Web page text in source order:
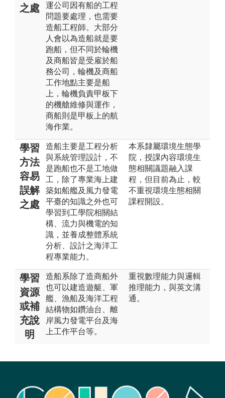
之處
運公司因有船的工程
問題要處理，也需要
造船工程師。大部分
人會以為造船就是要
跑船，但不同於輪機
及商船皆是受雇於船
務公司，輪機及商船
工作地點主要是船
上，輪機負責甲板下
的機艙維修與運作，
商船則是甲板上的航
海作業。
學習
方法
容易
誤解
之處
造船主要是工程分析
與系統管理設計，不
是跑船也不是工地做
工，除了專業海上建
築如船艦及風力發電
平臺的知識之外也可
學習到工學院相關結
構、流力與機電的知
識，並養成整體系統
分析、設計之海洋工
程專業能力。
本系隸屬環境生態學
院，授課內容環境生
態相關議題融入課
程，但目前為止，較
不重視環境生態相關
課程開設。
學習
資源
或補
充說
明
造船系除了造商船外
也可以建造遊艇、軍
艦、漁船及海洋工程
結構物如鑽油台、離
岸風力發電平台及海
上工作平台等。
重視數理能力與邏輯
推理能力，與英文溝
通。